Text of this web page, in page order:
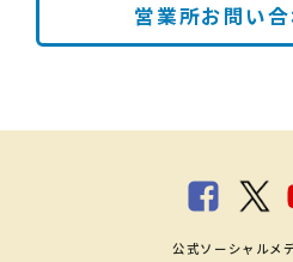
営業所お問い
公式ソーシャルメ